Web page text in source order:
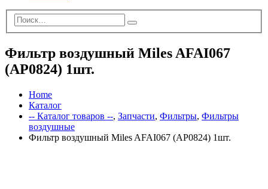
Фильтр воздушный Miles AFAI067
(AP0824) 1шт.
Home
Каталог
-- Каталог товаров --, Запчасти, Фильтры, Фильтры
воздушные
Фильтр воздушный Miles AFAI067 (AP0824) 1шт.